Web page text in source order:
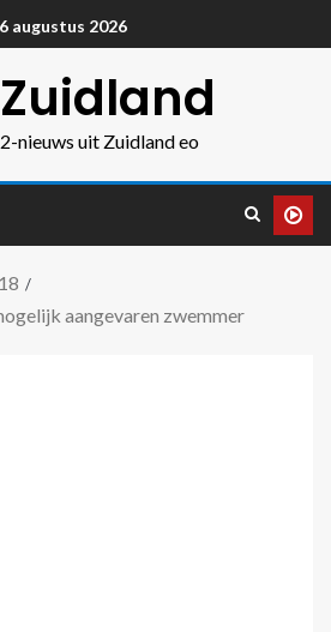
6 augustus 2026
nieuws uit Zuidland eo
18
aangevaren zwemmer